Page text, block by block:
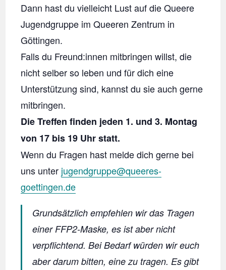
Dann hast du vielleicht Lust auf die Queere
Jugendgruppe im Queeren Zentrum in
Göttingen.
Falls du Freund:innen mitbringen willst, die
nicht selber so leben und für dich eine
Unterstützung sind, kannst du sie auch gerne
mitbringen.
Die Treffen finden jeden 1. und 3. Montag
von 17 bis 19 Uhr statt.
Wenn du Fragen hast melde dich gerne bei
uns unter jugendgruppe@queeres-
goettingen.de
Grundsätzlich empfehlen wir das Tragen
einer FFP2-Maske, es ist aber nicht
verpflichtend. Bei Bedarf würden wir euch
aber darum bitten, eine zu tragen. Es gibt